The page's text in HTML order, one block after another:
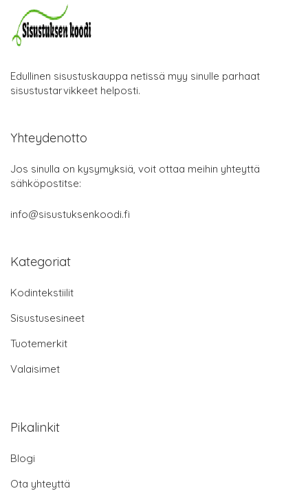
Edullinen sisustuskauppa netissä myy sinulle parhaat
sisustustarvikkeet helposti.
Yhteydenotto
Jos sinulla on kysymyksiä, voit ottaa meihin yhteyttä
sähköpostitse:
info@sisustuksenkoodi.fi
Kategoriat
Kodintekstiilit
Sisustusesineet
Tuotemerkit
Valaisimet
Pikalinkit
Blogi
Ota yhteyttä